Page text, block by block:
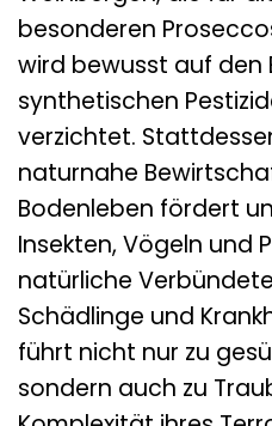
besonderen
wird bewusst auf den
synthetischen
verzichtet.
naturnahe
Bodenleben fördert
Insekten, Vögeln und
natürliche
Schädlinge und
führt nicht nur zu
sondern auch zu